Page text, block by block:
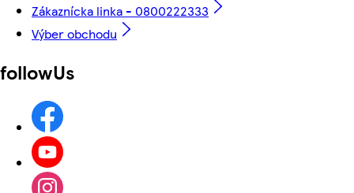
Zákaznícka linka - 0800222333
Výber obchodu
followUs